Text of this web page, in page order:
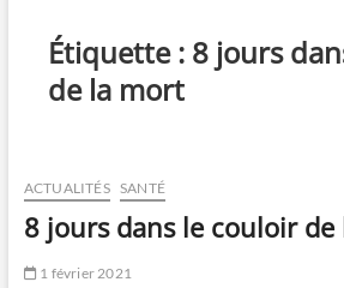
Étiquette : 8 jours
de la mort
ACTUALITÉS SANTÉ
8 jours dans le couloir
1 février 2021